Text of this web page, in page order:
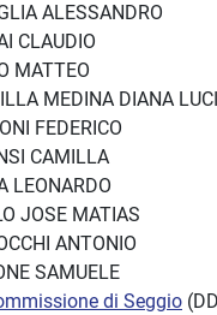
ALESSANDRO
CLAUDIO
MATTEO
MEDINA DIANA
FEDERICO
CAMILLA
LEONARDO
JOSE MATIAS
ANTONIO
SAMUELE
di Seggio